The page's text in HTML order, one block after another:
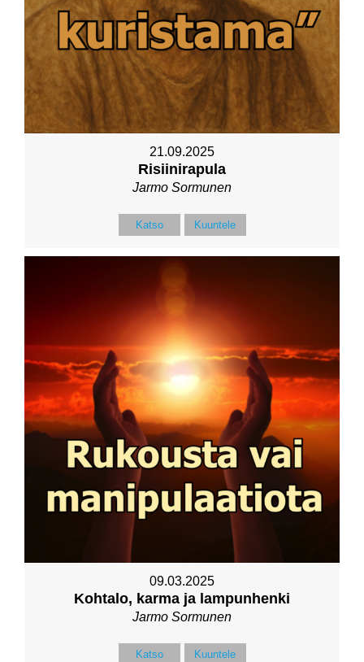
21.09.2025
Risiinirapula
Jarmo Sormunen
Katso Kuuntele
09.03.2025
Kohtalo, karma ja lampunhenki
Jarmo Sormunen
Katso Kuuntele